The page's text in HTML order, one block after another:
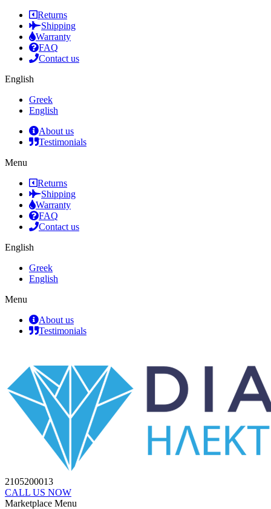
Returns
Shipping
Warranty
FAQ
Contact us
English
Greek
English
About us
Testimonials
Menu
Returns
Shipping
Warranty
FAQ
Contact us
English
Greek
English
Menu
About us
Testimonials
2105200013
CALL US NOW
Marketplace Menu